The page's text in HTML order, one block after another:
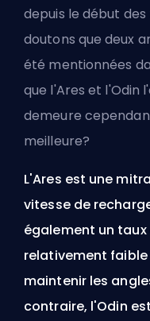
depuis le début
doutons que deux
été mentionnées
que l'Ares et l'Odin
demeure
meilleure?
L'Ares est une
vitesse de
également un
relativement
maintenir les
contraire, l'Odin